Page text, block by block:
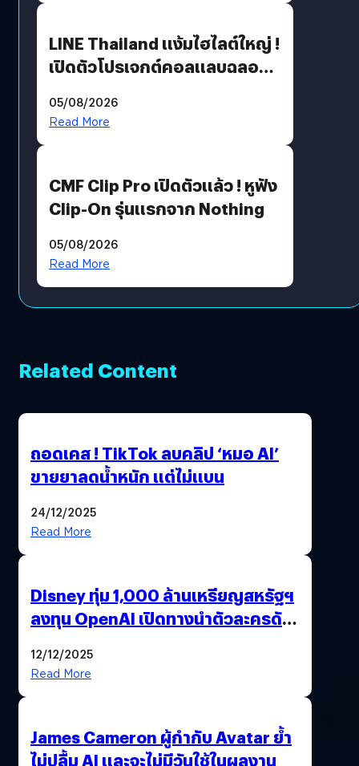
LINE Thailand แง้มไฮไลต์ใหญ่ !
เปิดตัวโปรเจกต์คอลแลบฉลอง
Moon x LINE FRIENDS
05/08/2026
Read More
CMF Clip Pro เปิดตัวแล้ว ! หูฟัง
Clip-On รุ่นแรกจาก Nothing
05/08/2026
Read More
Related Content
ถอดเคส ! TikTok ลบคลิป ‘หมอ AI’
ขายยาลดน้ำหนัก แต่ไม่แบน
24/12/2025
Read More
Disney ทุ่ม 1,000 ล้านเหรียญสหรัฐฯ
ลงทุน OpenAI เปิดทางนำตัวละครดัง
12/12/2025
Read More
James Cameron ผู้กำกับ Avatar ย้ำ
ไม่ปลื้ม AI และจะไม่มีวันใช้ในผลงาน